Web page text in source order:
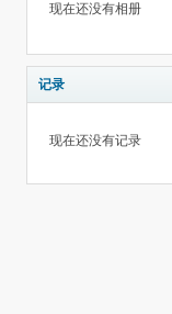
现在还没有相册
记录
现在还没有记录